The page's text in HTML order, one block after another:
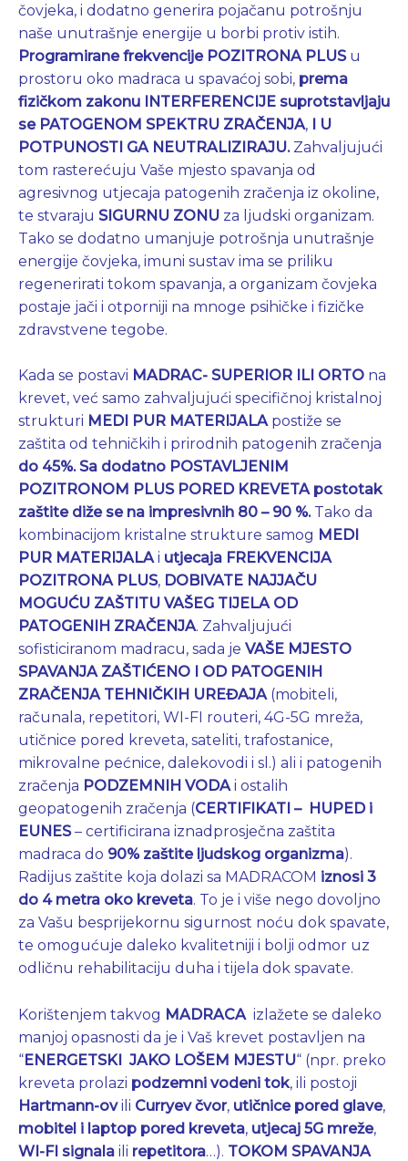
čovjeka, i dodatno generira pojačanu potrošnju
naše unutrašnje energije u borbi protiv istih.
Programirane frekvencije POZITRONA PLUS u
prostoru oko madraca u spavaćoj sobi, prema
fizičkom zakonu INTERFERENCIJE suprotstavljaju
se PATOGENOM SPEKTRU ZRAČENJA, I U
POTPUNOSTI GA NEUTRALIZIRAJU. Zahvaljujući
tom rasterećuju Vaše mjesto spavanja od
agresivnog utjecaja patogenih zračenja iz okoline,
te stvaraju SIGURNU ZONU za ljudski organizam.
Tako se dodatno umanjuje potrošnja unutrašnje
energije čovjeka, imuni sustav ima se priliku
regenerirati tokom spavanja, a organizam čovjeka
postaje jači i otporniji na mnoge psihičke i fizičke
zdravstvene tegobe.
Kada se postavi MADRAC- SUPERIOR ILI ORTO na
krevet, već samo zahvaljujući specifičnoj kristalnoj
strukturi MEDI PUR MATERIJALApostiže se
zaštita od tehničkih i prirodnih patogenih zračenja
do 45%. Sa dodatno POSTAVLJENIM
POZITRONOM PLUS PORED KREVETA postotak
zaštite diže se na impresivnih 80 – 90 %.Tako da
kombinacijom kristalne strukture samog MEDI
PUR MATERIJALAi utjecaja FREKVENCIJA
POZITRONA PLUS, DOBIVATE NAJJAČU
MOGUĆU ZAŠTITU VAŠEG TIJELA OD
PATOGENIH ZRAČENJA. Zahvaljujući
sofisticiranom madracu, sada je VAŠE MJESTO
SPAVANJA ZAŠTIĆENO I OD PATOGENIH
ZRAČENJA TEHNIČKIH UREĐAJA (mobiteli,
računala, repetitori, WI-FI routeri, 4G-5G mreža,
utičnice pored kreveta, sateliti, trafostanice,
mikrovalne pećnice, dalekovodi i sl.) ali i patogenih
zračenja PODZEMNIH VODAi ostalih
geopatogenih zračenja (CERTIFIKATI – HUPED i
EUNES– certificirana iznadprosječna zaštita
madraca do 90% zaštite ljudskog organizma).
Radijus zaštite koja dolazi sa MADRACOM iznosi 3
do 4 metra oko kreveta. To je i više nego dovoljno
za Vašu besprijekornu sigurnost noću dok spavate,
te omogućuje daleko kvalitetniji i bolji odmor uz
odličnu rehabilitaciju duha i tijela dok spavate.
Korištenjem takvog MADRACA izlažete se daleko
manjoj opasnosti da je i Vaš krevet postavljen na
“ENERGETSKI JAKO LOŠEM MJESTU“ (npr. preko
kreveta prolazi podzemni vodeni tok, ili postoji
Hartmann-ovili Curryev čvor, utičnice pored glave,
mobitel i laptop pored kreveta, utjecaj 5G mreže,
WI-FI signala ili repetitora…). TOKOM SPAVANJA